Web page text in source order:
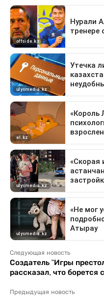
Следующая новость
Создатель "Игры
рассказал, что борется
Предыдущая новость